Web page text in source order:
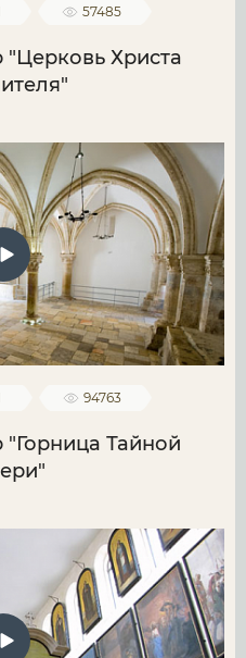
57485
"Церковь Христа
94763
"Горница Тайной